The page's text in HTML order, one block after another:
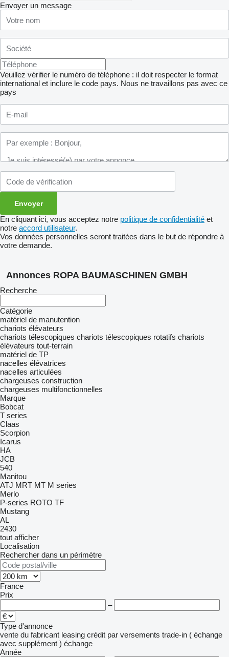
Envoyer un message
Veuillez vérifier le numéro de téléphone : il doit respecter le format
international et inclure le code pays. Nous ne travaillons pas avec ce
pays
En cliquant ici, vous acceptez notre politique de confidentialité et
notre accord utilisateur.
Vos données personnelles seront traitées dans le but de répondre à
votre demande.
Annonces ROPA BAUMASCHINEN GMBH
Recherche
Catégorie
matériel de manutention
chariots élévateurs
chariots télescopiques chariots télescopiques rotatifs chariots
élévateurs tout-terrain
matériel de TP
nacelles élévatrices
nacelles articulées
chargeuses construction
chargeuses multifonctionnelles
Marque
Bobcat
T series
Claas
Scorpion
Icarus
HA
JCB
540
Manitou
ATJ MRT MT M series
Merlo
P-series ROTO TF
Mustang
AL
2430
tout afficher
Localisation
Rechercher dans un périmètre
France
Prix
–
Type d'annonce
vente du fabricant leasing crédit par versements trade-in ( échange
avec supplément ) échange
Année